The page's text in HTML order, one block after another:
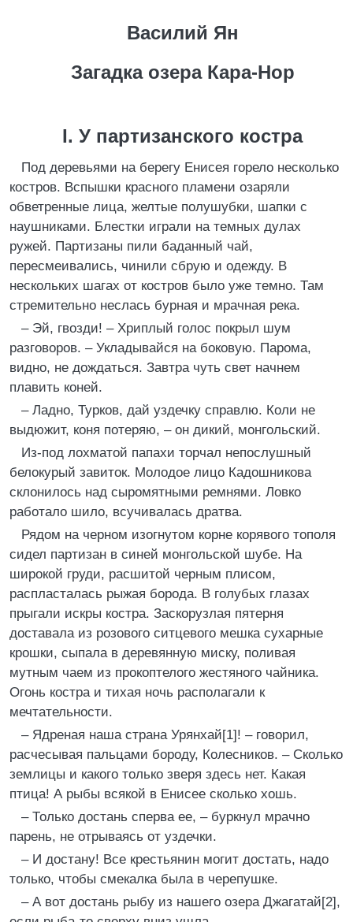
Василий Ян
Загадка озера Кара-Нор
I. У партизанского костра
Под деревьями на берегу Енисея горело несколько
костров. Вспышки красного пламени озаряли
обветренные лица, желтые полушубки, шапки с
наушниками. Блестки играли на темных дулах
ружей. Партизаны пили баданный чай,
пересмеивались, чинили сбрую и одежду. В
нескольких шагах от костров было уже темно. Там
стремительно неслась бурная и мрачная река.
– Эй, гвозди! – Хриплый голос покрыл шум
разговоров. – Укладывайся на боковую. Парома,
видно, не дождаться. Завтра чуть свет начнем
плавить коней.
– Ладно, Турков, дай уздечку справлю. Коли не
выдюжит, коня потеряю, – он дикий, монгольский.
Из-под лохматой папахи торчал непослушный
белокурый завиток. Молодое лицо Кадошникова
склонилось над сыромятными ремнями. Ловко
работало шило, всучивалась дратва.
Рядом на черном изогнутом корне корявого тополя
сидел партизан в синей монгольской шубе. На
широкой груди, расшитой черным плисом,
распласталась рыжая борода. В голубых глазах
прыгали искры костра. Заскорузлая пятерня
доставала из розового ситцевого мешка сухарные
крошки, сыпала в деревянную миску, поливая
мутным чаем из прокоптелого жестяного чайника.
Огонь костра и тихая ночь располагали к
мечтательности.
– Ядреная наша страна Урянхай[1]! – говорил,
расчесывая пальцами бороду, Колесников. – Сколько
землицы и какого только зверя здесь нет. Какая
птица! А рыбы всякой в Енисее сколько хошь.
– Только достань сперва ее, – буркнул мрачно
парень, не отрываясь от уздечки.
– И достану! Все крестьянин могит достать, надо
только, чтобы смекалка была в черепушке.
– А вот достань рыбу из нашего озера Джагатай[2],